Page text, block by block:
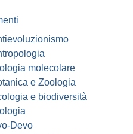
molecolare
e Zoologia
e biodiversità
Devo